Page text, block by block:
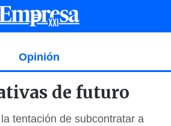
Opinión
de futuro
tentación de subcontratar a